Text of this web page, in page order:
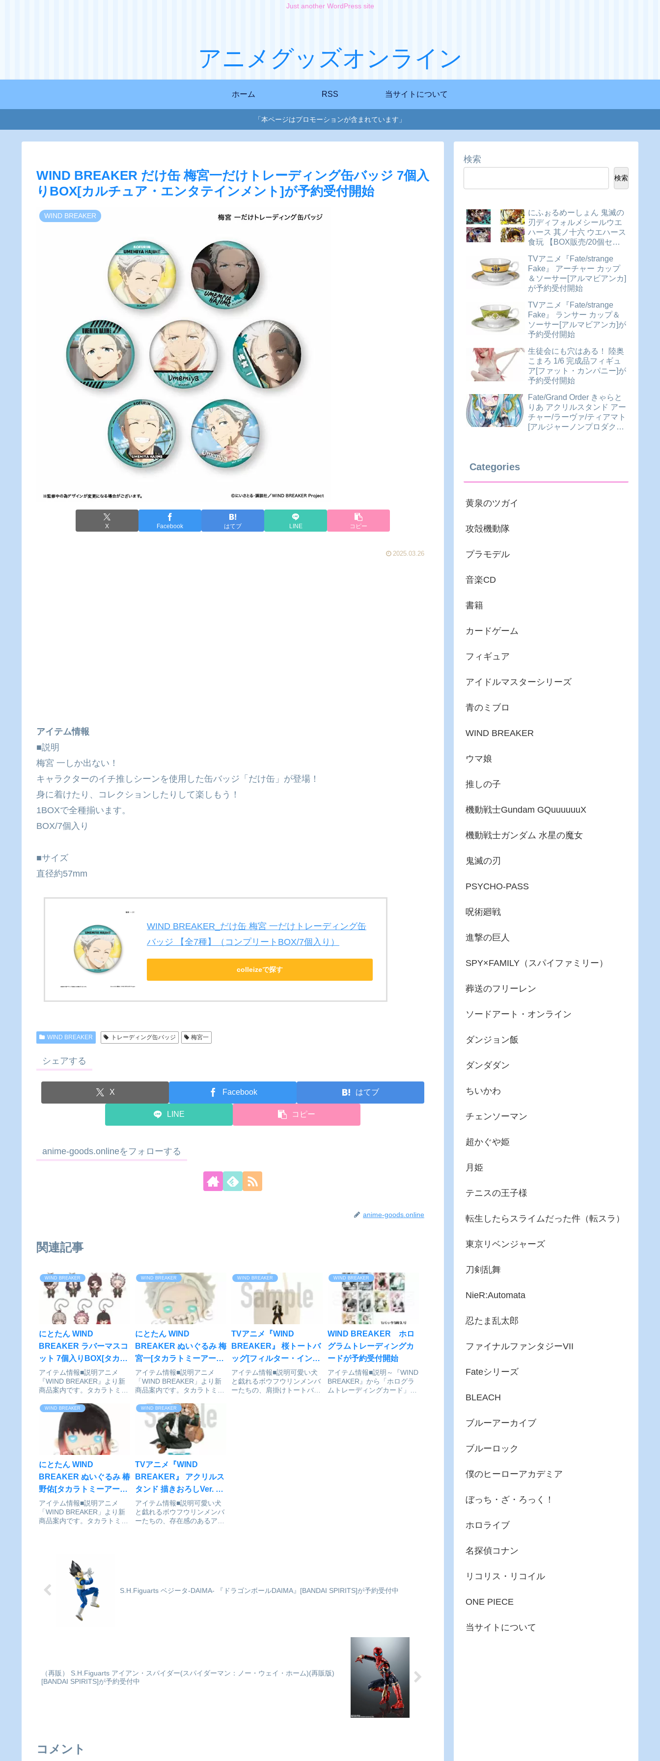
Just another WordPress site
アニメグッズオンライン
ホーム RSS 当サイトについて
「本ページはプロモーションが含まれています」
WIND BREAKER だけ缶 梅宮一だけトレーディング缶バッジ 7個入
りBOX[カルチュア・エンタテインメント]が予約受付開始
WIND BREAKER
X Facebook はてブ LINE コピー
2025.03.26
アイテム情報
■説明
梅宮 一しか出ない！
キャラクターのイチ推しシーンを使用した缶バッジ「だけ缶」が登場！
身に着けたり、コレクションしたりして楽しもう！
1BOXで全種揃います。
BOX/7個入り
■サイズ
直径約57mm
WIND BREAKER_だけ缶 梅宮 一だけトレーディング缶
バッジ 【全7種】（コンプリートBOX/7個入り）
colleizeで探す
WIND BREAKER トレーディング缶バッジ 梅宮一
シェアする
X Facebook はてブ
LINE コピー
anime-goods.onlineをフォローする
anime-goods.online
関連記事
WIND BREAKER
にとたん WIND
BREAKER ラバーマスコ
ット 7個入りBOX[タカラ
トミーアーツ]が予約受付
開始
アイテム情報■説明アニメ
『WIND BREAKER』より新
商品案内です。タカラトミー
メシリーズ「にとたん」にア
ニメ『WIND BREAKER』が
登場！キャラクターごとの個
性豊かなポーズに注目です！
※ブラインド商品の...
WIND BREAKER
にとたん WIND
BREAKER ぬいぐるみ 梅
宮一[タカラトミーアーツ]
が予約受付開始
アイテム情報■説明アニメ
「WIND BREAKER」より新
商品案内です。タカラトミー
メ「にとたん」シリーズのぬ
いぐるみが登場！二頭身姿が
かわいい、持ち運びにピッタ
リな仕様のぬいぐるみです！
■サイズ約130mmWIN...
WIND BREAKER
TVアニメ『WIND
BREAKER』 桜トートバ
ッグ[フィルター・インク]
が予約受付開始
アイテム情報■説明可愛い犬
と戯れるボウフウリンメンバ
ーたちの、肩掛けトートバッ
WIND BREAKER
WIND BREAKER ホロ
グラムトレーディングカ
ードが予約受付開始
アイテム情報■説明～『WIND
BREAKER』から「ホログラ
ムトレーディングカード」
WIND BREAKER
にとたん WIND
BREAKER ぬいぐるみ 椿
野佑[タカラトミーアーツ]
が予約受付開始
アイテム情報■説明アニメ
「WIND BREAKER」より新
商品案内です。タカラトミー
リな仕様のぬいぐるみです！
■サイズ約130mmWIN...
WIND BREAKER
TVアニメ『WIND
BREAKER』 アクリルス
タンド 描きおろしVer. 梅
宮[フィルター・インク]が
予約受付開始
アイテム情報■説明可愛い犬
と戯れるボウフウリンメンバ
ーたちの、存在感のあるアク
S.H.Figuarts ベジータ-DAIMA- 『ドラゴンボールDAIMA』[BANDAI SPIRITS]が予約受付中
（再販） S.H.Figuarts アイアン・スパイダー(スパイダーマン：ノー・ウェイ・ホーム)(再販版)
[BANDAI SPIRITS]が予約受付中
コメント
検索
検索
にふぉるめーしょん 鬼滅の
刃ディフォルメシールウエ
ハース 其ノ十六 ウエハース
食玩 【BOX販売/20個セッ
TVアニメ『Fate/strange
Fake』 アーチャー カップ
＆ソーサー[アルマビアンカ]
が予約受付開始
TVアニメ『Fate/strange
Fake』 ランサー カップ＆
ソーサー[アルマビアンカ]が
予約受付開始
生徒会にも穴はある！ 陸奥
こまろ 1/6 完成品フィギュ
ア[ファット・カンパニー]が
予約受付開始
Fate/Grand Order きゃらと
りあ アクリルスタンド アー
チャー/ラーヴァ/ティアマト
[アルジャーノンプロダクト]
Categories
黄泉のツガイ
攻殻機動隊
プラモデル
音楽CD
書籍
カードゲーム
フィギュア
アイドルマスターシリーズ
青のミブロ
WIND BREAKER
ウマ娘
推しの子
機動戦士Gundam GQuuuuuuX
機動戦士ガンダム 水星の魔女
鬼滅の刃
PSYCHO-PASS
呪術廻戦
進撃の巨人
SPY×FAMILY（スパイファミリー）
葬送のフリーレン
ソードアート・オンライン
ダンジョン飯
ダンダダン
ちいかわ
チェンソーマン
超かぐや姫
月姫
テニスの王子様
転生したらスライムだった件（転スラ）
東京リベンジャーズ
刀剣乱舞
NieR:Automata
忍たま乱太郎
ファイナルファンタジーVII
Fateシリーズ
BLEACH
ブルーアーカイブ
ブルーロック
僕のヒーローアカデミア
ぼっち・ざ・ろっく！
ホロライブ
名探偵コナン
リコリス・リコイル
ONE PIECE
当サイトについて